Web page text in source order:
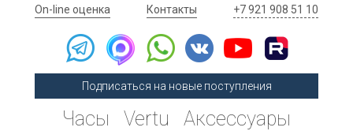
On-line оценка Контакты +7 921 908 51 10
Подписаться на новые поступления
Часы Vertu Аксессуары